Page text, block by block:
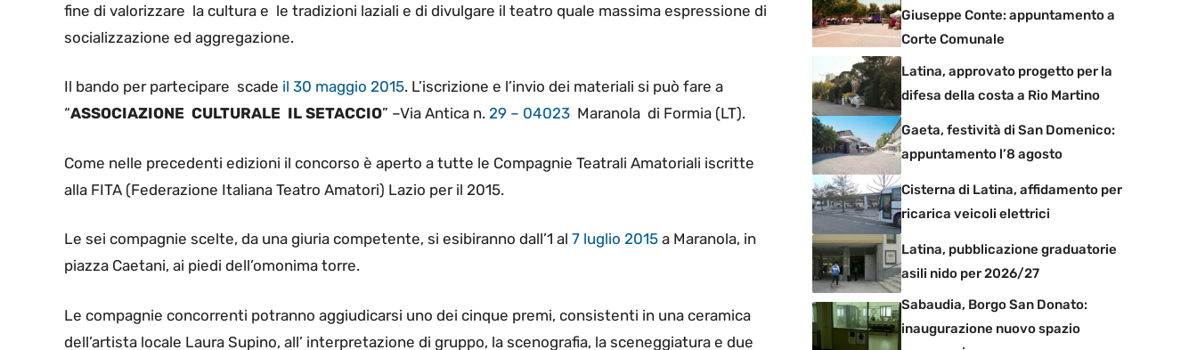
fine di valorizzare la cultura e le tradizioni laziali e di divulgare il teatro quale massima espressione di
socializzazione ed aggregazione.
Il bando per partecipare scade il 30 maggio 2015. L’iscrizione e l’invio dei materiali si può fare a
“ASSOCIAZIONE CULTURALE IL SETACCIO” –Via Antica n. 29 – 04023 Maranola di Formia (LT).
Come nelle precedenti edizioni il concorso è aperto a tutte le Compagnie Teatrali Amatoriali iscritte
alla FITA (Federazione Italiana Teatro Amatori) Lazio per il 2015.
Le sei compagnie scelte, da una giuria competente, si esibiranno dall’1 al 7 luglio 2015 a Maranola, in
piazza Caetani, ai piedi dell’omonima torre.
Le compagnie concorrenti potranno aggiudicarsi uno dei cinque premi, consistenti in una ceramica
dell’artista locale Laura Supino, all’ interpretazione di gruppo, la scenografia, la sceneggiatura e due
Giuseppe Conte: appuntamento a
Corte Comunale
Latina, approvato progetto per la
difesa della costa a Rio Martino
Gaeta, festività di San Domenico:
appuntamento l’8 agosto
Cisterna di Latina, affidamento per
ricarica veicoli elettrici
Latina, pubblicazione graduatorie
asili nido per 2026/27
Sabaudia, Borgo San Donato:
inaugurazione nuovo spazio